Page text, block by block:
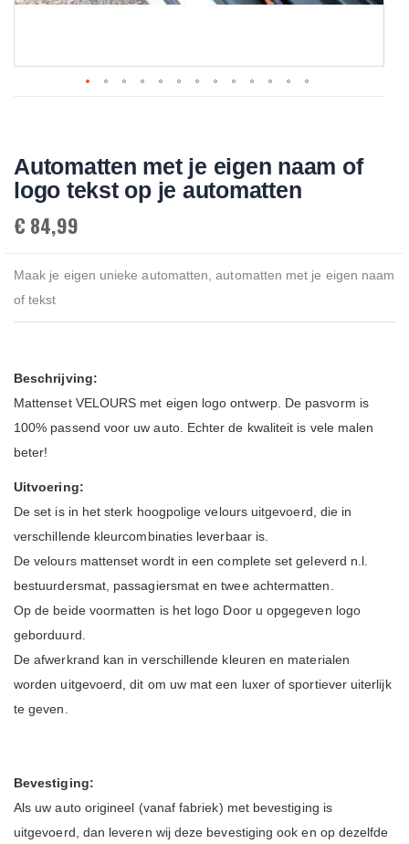
of
the
images
gallery
Automatten met je eigen naam of
logo tekst op je automatten
€ 84,99
Maak je eigen unieke automatten, automatten met je eigen naam
of tekst
Beschrijving:
Mattenset VELOURS met eigen logo ontwerp. De pasvorm is
100% passend voor uw auto. Echter de kwaliteit is vele malen
beter!
Uitvoering:
De set is in het sterk hoogpolige velours uitgevoerd, die in
verschillende kleurcombinaties leverbaar is.
De velours mattenset wordt in een complete set geleverd n.l.
bestuurdersmat, passagiersmat en twee achtermatten.
Op de beide voormatten is het logo Door u opgegeven logo
geborduurd.
De afwerkrand kan in verschillende kleuren en materialen
worden uitgevoerd, dit om uw mat een luxer of sportiever uiterlijk
te geven.
Bevestiging:
Als uw auto origineel (vanaf fabriek) met bevestiging is
uitgevoerd, dan leveren wij deze bevestiging ook en op dezelfde